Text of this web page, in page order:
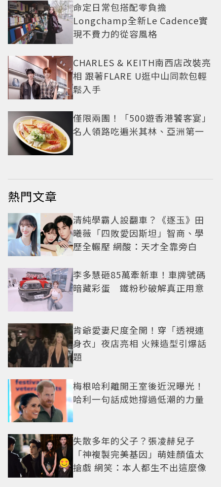
命定日常包搭配零負擔
Longchamp全新Le Cadence實
現不費力的從容風格
CHARLES & KEITH南西店改裝亮
相 跟著FLARE U逛中山同款包輕
鬆入手
僅限兩團！「500遊香港饕客宴」
名人領路吃遍米其林、亞洲第一
熱門文章
清純學霸人設翻車？《逐玉》田
曦薇「四敗愛因斯坦」智商、學
歷全輾壓 網酸：天才全靠旁白
李多慧砸85萬牽新車！車牌號碼
暗藏彩蛋 鐵粉秒破解真正用意
肯爺愛妻尺度全開！穿「透視連
身衣」夜店亮相 火辣造型引爆話
題
梅根哈利離開王室後近況曝光！
哈利一句話成她撐過低潮的力量
失散多年的父子？張凌赫兒子
「神複製完美基因」萌娃顏值太
搶戲 網笑：本人都生不出這麼像